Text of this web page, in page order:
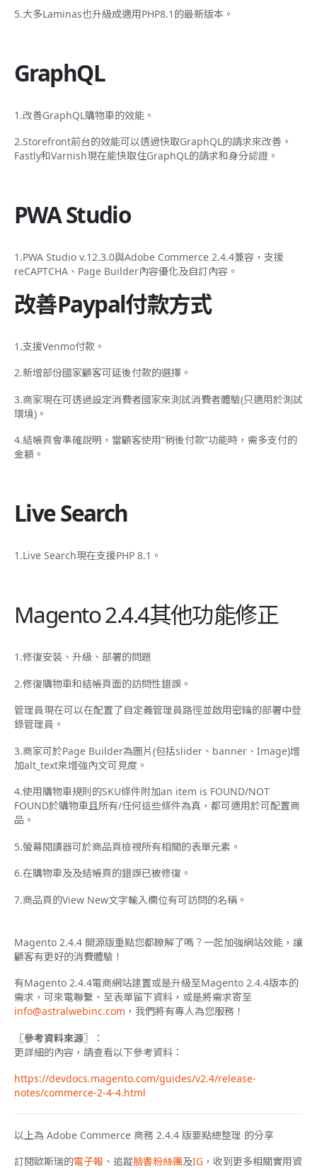
5.大多Laminas也升級成適用PHP8.1的最新版本。
GraphQL
1.改善GraphQL購物車的效能。
2.Storefront前台的效能可以透過快取GraphQL的請求來改善。
Fastly和Varnish現在能快取住GraphQL的請求和身分認證。
PWA Studio
1.PWA Studio v.12.3.0與Adobe Commerce 2.4.4兼容，支援
reCAPTCHA、Page Builder內容優化及自訂內容。
改善Paypal付款方式
1.支援Venmo付款。
2.新增部份國家顧客可延後付款的選擇。
3.商家現在可透過設定消費者國家來測試消費者體驗(只適用於測試
環境)。
4.結帳頁會準確說明，當顧客使用”稍後付款”功能時，需多支付的
金額。
Live Search
1.Live Search現在支援PHP 8.1。
Magento 2.4.4其他功能修正
1.修復安裝、升級、部署的問題
2.修復購物車和結帳頁面的訪問性錯誤。
管理員現在可以在配置了自定義管理員路徑並啟用密鑰的部署中登
錄管理員。
3.商家可於Page Builder為圖片(包括slider、banner、Image)增
加alt_text來增強內文可見度。
4.使用購物車規則的SKU條件附加an item is FOUND/NOT
FOUND於購物車且所有/任何這些條件為真，都可適用於可配置商
品。
5.螢幕閱讀器可於商品頁檢視所有相關的表單元素。
6.在購物車及及結帳頁的錯誤已被修復。
7.商品頁的View New文字輸入欄位有可訪問的名稱。
Magento 2.4.4 開源版重點您都瞭解了嗎？一起加強網站效能，讓
顧客有更好的消費體驗！
有Magento 2.4.4電商網站建置或是升級至Magento 2.4.4版本的
需求，可來電聯繫、至表單留下資料，或是將需求寄至
info@astralwebinc.com ，我們將有專人為您服務！
〖參考資料來源〗
：
更詳細的內容，請查看以下參考資料：
https://devdocs.magento.com/guides/v2.4/release-
notes/commerce-2-4-4.html
以上為 Adobe Commerce 商務 2.4.4 版要點總整理 的分享
訂閱歐斯瑞的電子報 、追蹤臉書粉絲團及IG ，收到更多相關實用資